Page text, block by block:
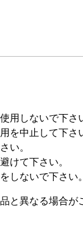
用しないで下さ
を中止して下さ
い。
けて下さい。
しないで下さい。
と異なる場合が